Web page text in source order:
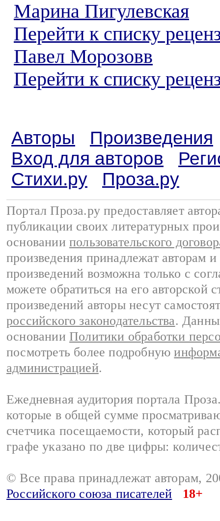
Марина Пигулевская
Перейти к списку
Павел Морозовв
Перейти к списку
Авторы
Произведения
Вход для авторов
Стихи.ру
Проза.ру
Портал Проза.ру предоставляет
публикации своих литературных
основании пользовательского
произведения принадлежат авторам
произведений возможна только с
можете обратиться на его авторской
произведений авторы несут
российского законодательства.
основании Политики обработки
посмотреть более подробную
администрацией.
Ежедневная аудитория портала
которые в общей сумме
счетчика посещаемости, который
графе указано по две цифры:
© Все права принадлежат авторам,
Российского союза писателей
18+